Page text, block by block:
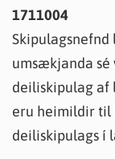
1711004
umsækjanda
deiliskipulag af
eru heimildir til
deiliskipulags í